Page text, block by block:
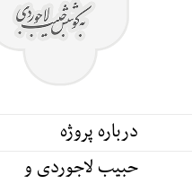
درباره پروژه
حبیب لاجوردی و